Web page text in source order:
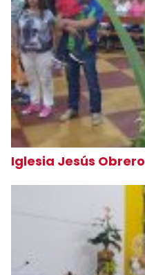
Iglesia Jesús Obrero